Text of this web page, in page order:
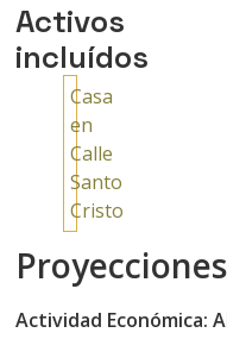
Activos
incluídos
Casa
en
Calle
Santo
Cristo
Actividad Económica: